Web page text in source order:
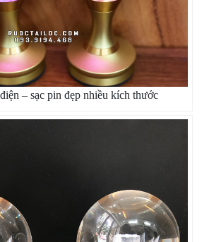
– sạc pin đẹp nhiều kích thước